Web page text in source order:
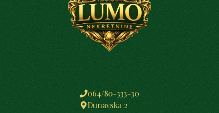
064/80-333-30
Dunavska 2